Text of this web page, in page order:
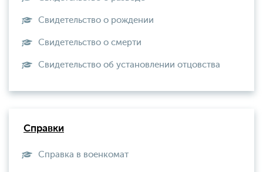
Свидетельство о рождении
Свидетельство о смерти
Свидетельство об установлении отцовства
Справки
Справка в военкомат